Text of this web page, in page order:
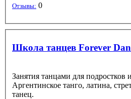
Отзывы: 0
Школа танцев Forever
Занятия танцами для подростков
Аргентинское танго, латина,
танец.